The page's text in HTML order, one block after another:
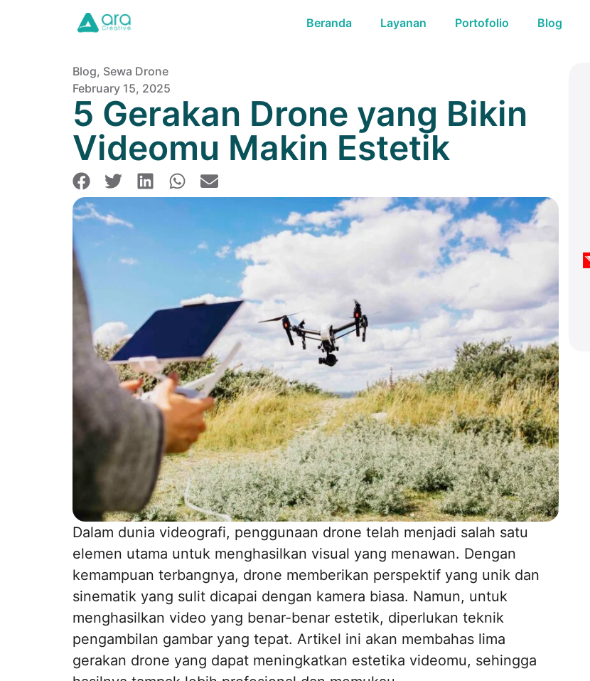
Beranda Layanan Portofolio Blog
Blog, Sewa Drone
February 15, 2025
5 Gerakan Drone yang Bikin
Videomu Makin Estetik
Dalam dunia videografi, penggunaan drone telah menjadi salah satu
elemen utama untuk menghasilkan visual yang menawan. Dengan
kemampuan terbangnya, drone memberikan perspektif yang unik dan
sinematik yang sulit dicapai dengan kamera biasa. Namun, untuk
menghasilkan video yang benar-benar estetik, diperlukan teknik
pengambilan gambar yang tepat. Artikel ini akan membahas lima
gerakan drone yang dapat meningkatkan estetika videomu, sehingga